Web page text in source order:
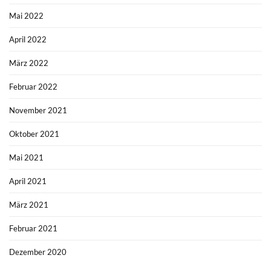
Mai 2022
April 2022
März 2022
Februar 2022
November 2021
Oktober 2021
Mai 2021
April 2021
März 2021
Februar 2021
Dezember 2020